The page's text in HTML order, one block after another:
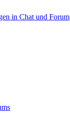
in Chat und Forum